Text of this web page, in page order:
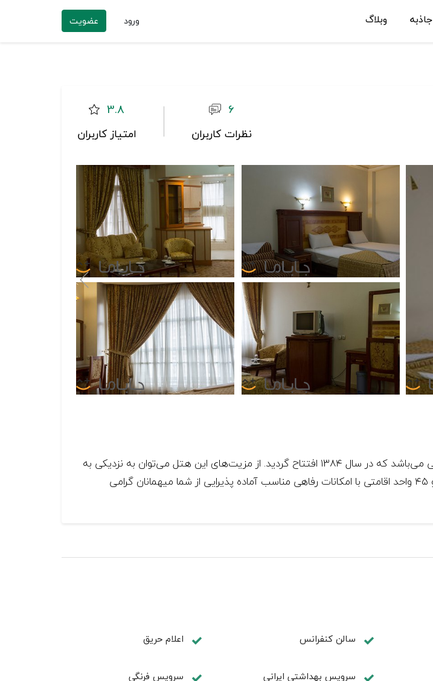
جاذبه وبلاگ ورود عضویت
3.8
امتیاز کاربران
6
نظرات کاربران
هتل سه ستاره پارسیان مشهد از هتل‌های احداث شده در خیابان کوهسنگی می‌باشد که در سال ۱۳۸۴ افتتاح گردید. از مزیت‌های این هتل می‌توان به نزدیکی به
پارک کوهسنگی و دور بودن از ترافیک اشاره نمود. هتل پارسیان در ۵ طبقه و ۴۵ واحد اقامتی با امکانات رفاهی مناسب آماده پذیرایی از شما میهمانان گرامی
سالن کنفرانس اعلام حریق
سرویس بهداشتی ایرانی سرویس فرنگی